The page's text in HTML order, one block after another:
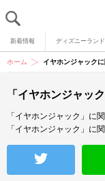
新着情報 ディズニーランド
ホーム イヤホンジャック
「イヤホンジャッ
「イヤホンジャック」に
「イヤホンジャック」に